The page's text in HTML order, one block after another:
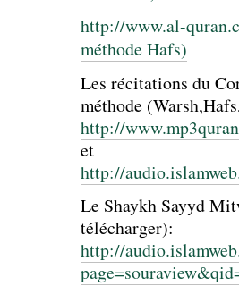
http://www.al-
méthode Hafs)
Les récitations du
méthode
http://
et
http://
Le Shaykh Sayyd
télécharger):
http://